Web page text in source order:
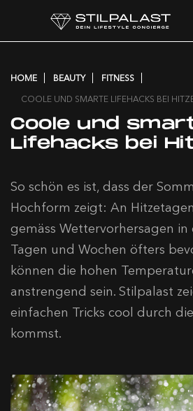
HOME BEAUTY
FITNESS
COOLE UND SMARTE LIFEHACKS BEI
Coole und
Lifehacks bei
So schön es ist, dass der
Hochform zeigt: An
gemäss Wettervorhersagen in
Tagen und Wochen öfters
können die hohen
anstrengend sein. Stilpalast
einfachen Tricks cool durch
kommst.